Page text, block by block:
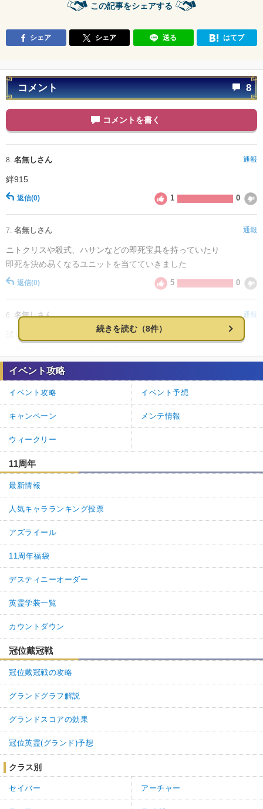
この記事をシェアする
シェア シェア 送る はてブ
コメント 8
コメントを書く
8. 名無しさん 通報
絆915
返信(0) 1 0
7. 名無しさん 通報
ニトクリスや殺式、ハサンなどの即死宝具を持っていたり
即死を決め易くなるユニットを当てていきました
返信(0) 5 0
6. 名無しさん 通報
試しにWスカディ牛若でやってみた3ターンだけどいけた
スカスカ6/5/10 フレスカ10/10/10
返信(0) 0 1
5. 名無しさん
むりぽスターで攻めようにも宝具うとうにも削られる上にウチの単
体最大火力の牛若のバフそこそこ持った一撃で10万ちょいしか行か
ず削られて死ぬ
返信(0)
4. 名無しさん
NP減らされすぎて何もできない。
返信 (0)
3. 名無しさん
NP減らされすぎて何もできない。
返信 (0)
2. 名無しさん
NP減らされすぎて何もできない。
返信 (0)
1. 名無しさん
NP減らされすぎて何もできない。
返信(0)
続きを読む（8件）
イベント攻略
イベント攻略 イベント予想
キャンペーン メンテ情報
ウィークリー
11周年
最新情報
人気キャラランキング投票
アズライール
11周年福袋
デスティニーオーダー
英霊学装一覧
カウントダウン
冠位戴冠戦
冠位戴冠戦の攻略
グランドグラフ解説
グランドスコアの効果
冠位英霊(グランド)予想
クラス別
セイバー アーチャー